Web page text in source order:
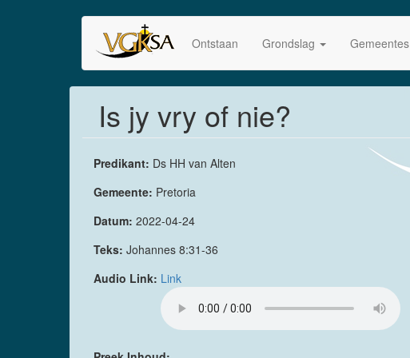
Ontstaan Grondslag Gemeentes
Is jy vry of nie?
Predikant: Ds HH van Alten
Gemeente: Pretoria
Datum: 2022-04-24
Teks: Johannes 8:31-36
Audio Link: Link